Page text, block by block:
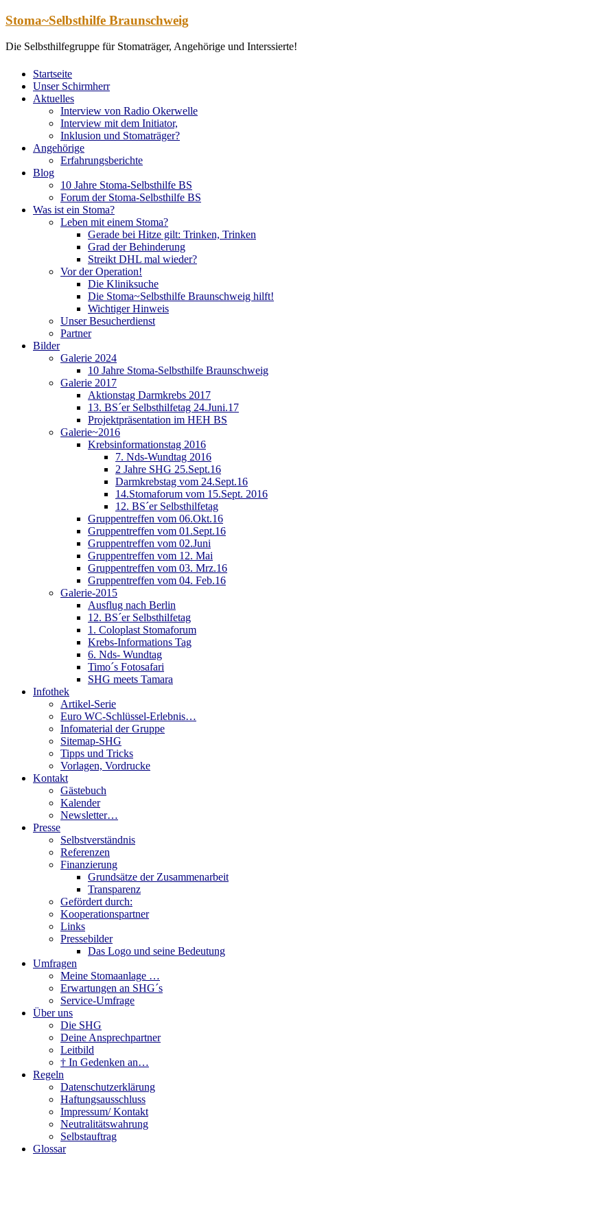
Zum
springen
Stoma~Selbsthilfe Braunschweig
Die Selbsthilfegruppe für Stomaträger, Angehörige und Interssierte!
Startseite
Unser Schirmherr
Aktuelles
Interview von Radio Okerwelle
Interview mit dem Initiator,
Inklusion und Stomaträger?
Angehörige
Erfahrungsberichte
Blog
10 Jahre Stoma-Selbsthilfe BS
Forum der Stoma-Selbsthilfe BS
Was ist ein Stoma?
Leben mit einem Stoma?
Gerade bei Hitze gilt: Trinken, Trinken
Grad der Behinderung
Streikt DHL mal wieder?
Vor der Operation!
Die Kliniksuche
Die Stoma~Selbsthilfe Braunschweig hilft!
Wichtiger Hinweis
Unser Besucherdienst
Partner
Bilder
Galerie 2024
10 Jahre Stoma-Selbsthilfe Braunschweig
Galerie 2017
Aktionstag Darmkrebs 2017
13. BS´er Selbsthilfetag 24.Juni.17
Projektpräsentation im HEH BS
Galerie~2016
Krebsinformationstag 2016
7. Nds-Wundtag 2016
2 Jahre SHG 25.Sept.16
Darmkrebstag vom 24.Sept.16
14.Stomaforum vom 15.Sept. 2016
12. BS´er Selbsthilfetag
Gruppentreffen vom 06.Okt.16
Gruppentreffen vom 01.Sept.16
Gruppentreffen vom 02.Juni
Gruppentreffen vom 12. Mai
Gruppentreffen vom 03. Mrz.16
Gruppentreffen vom 04. Feb.16
Galerie-2015
Ausflug nach Berlin
12. BS´er Selbsthilfetag
1. Coloplast Stomaforum
Krebs-Informations Tag
6. Nds- Wundtag
Timo´s Fotosafari
SHG meets Tamara
Infothek
Artikel-Serie
Euro WC-Schlüssel-Erlebnis…
Infomaterial der Gruppe
Sitemap-SHG
Tipps und Tricks
Vorlagen, Vordrucke
Kontakt
Gästebuch
Kalender
Newsletter…
Presse
Selbstverständnis
Referenzen
Finanzierung
Grundsätze der Zusammenarbeit
Transparenz
Gefördert durch:
Kooperationspartner
Links
Pressebilder
Das Logo und seine Bedeutung
Umfragen
Meine Stomaanlage …
Erwartungen an SHG´s
Service-Umfrage
Über uns
Die SHG
Deine Ansprechpartner
Leitbild
† In Gedenken an…
Regeln
Datenschutzerklärung
Haftungsausschluss
Impressum/ Kontakt
Neutralitätswahrung
Selbstauftrag
Glossar